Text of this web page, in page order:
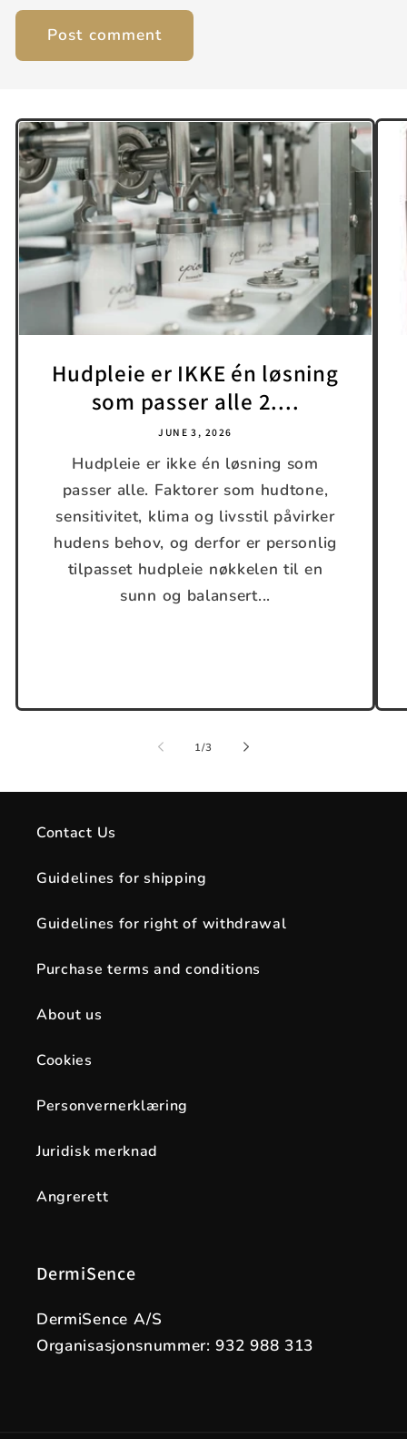
Hudpleie er IKKE én løsning
som passer alle 2....
JUNE 3, 2026
Hudpleie er ikke én løsning som
passer alle. Faktorer som hudtone,
sensitivitet, klima og livsstil påvirker
hudens behov, og derfor er personlig
tilpasset hudpleie nøkkelen til en
sunn og balansert...
1/of
3
Contact Us
Guidelines for shipping
Guidelines for right of withdrawal
Purchase terms and conditions
About us
Cookies
Personvernerklæring
Juridisk merknad
Angrerett
DermiSence
DermiSence A/S
Organisasjonsnummer: 932 988 313